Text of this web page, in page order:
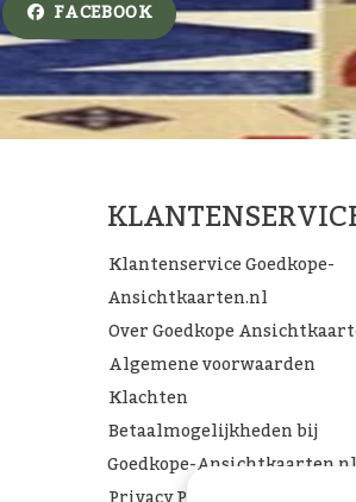
FACEBOOK
Klantenservice Goedkope-
Ansichtkaarten.nl
Over Goedkope
Algemene voorwaarden
Klachten
Betaalmogelijkheden bij
Goedkope-Ansichtkaarten.nl